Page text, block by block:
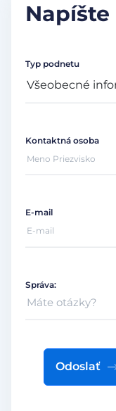
Typ podnetu
Kontaktná osoba
E-mail
Správa:
Odoslať